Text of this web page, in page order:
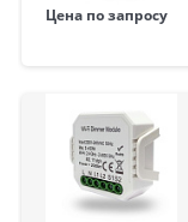
Цена по запросу